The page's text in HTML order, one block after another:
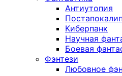
Антиутопия
Киберпанк
Научная
Боевая
Фэнтези
Любовное